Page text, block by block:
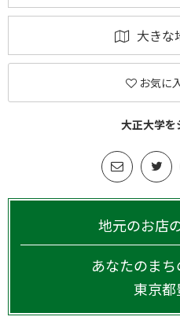
大きな
お気に
大正大学を
地元のお店
あなたのま
東京都